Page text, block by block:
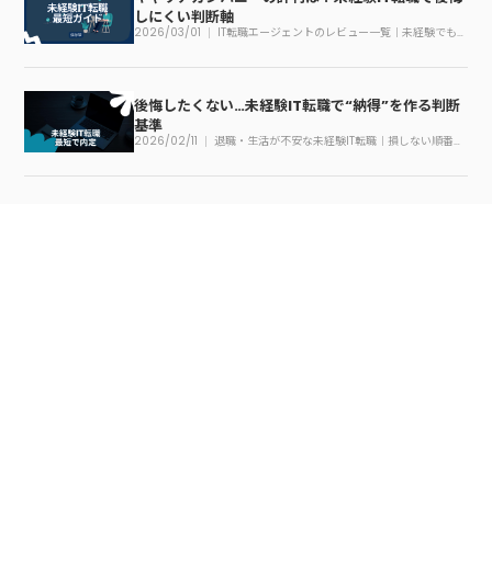
しにくい判断軸
2026/03/01 IT転職エージェントのレビュー一覧｜未経験でも
後悔したくない…未経験IT転職で“納得”を作る判断
基準
2026/02/11 退職・生活が不安な未経験IT転職｜損しない順番の
作り方